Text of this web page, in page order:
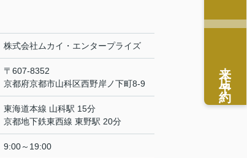
株式会社ムカイ・エンタープライズ
〒607-8352
京都府京都市山科区西野岸ノ下町8-9
東海道本線 山科駅 15分
京都地下鉄東西線 東野駅 20分
9:00～19:00
来店予約